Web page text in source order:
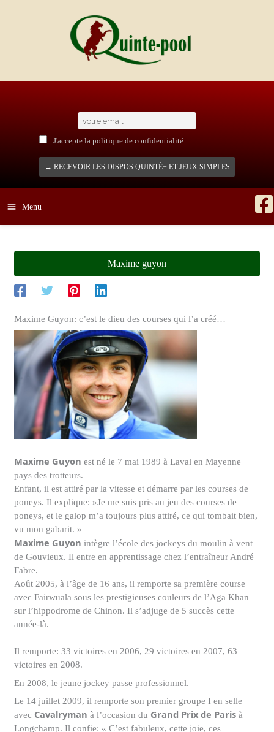
J'accepte la politique de confidentialité
Menu
Maxime guyon
Maxime Guyon: c’est le dieu des courses qui l’a créé…
Maxime Guyon est né le 7 mai 1989 à Laval en Mayenne
pays des trotteurs.
Enfant, il est attiré par la vitesse et démarre par les courses de
poneys. Il explique: »Je me suis pris au jeu des courses de
poneys, et le galop m’a toujours plus attiré, ce qui tombait bien,
vu mon gabarit. »
Maxime Guyon intègre l’école des jockeys du moulin à vent
de Gouvieux. Il entre en apprentissage chez l’entraîneurAndré
Fabre.
Août 2005, à l’âge de 16 ans, il remporte sa première course
avec Fairwuala sous les prestigieuses couleurs de l’Aga Khan
sur l’hippodrome de Chinon. Il s’adjuge de 5 succès cette
année-là.
Il remporte: 33 victoires en 2006, 29 victoires en 2007, 63
victoires en 2008.
En 2008, le jeune jockey passe professionnel.
Le 14 juillet 2009, il remporte son premier groupe I en selle
avec Cavalryman à l’occasion du Grand Prix de Paris à
Longchamp. Il confie: « C’est fabuleux, cette joie, ces